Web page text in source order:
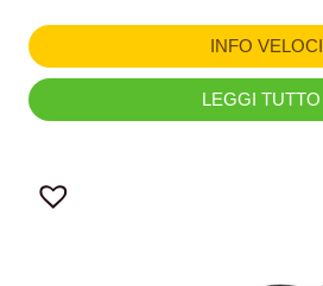
INFO VELOCI
LEGGI TUTTO